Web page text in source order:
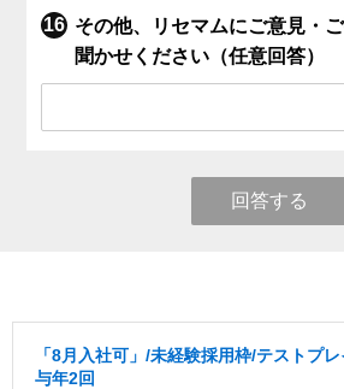
その他、リセマムにご意見・
聞かせください（任意回答）
回答する
「8月入社可」/未経験採用枠/テストプ
与年2回